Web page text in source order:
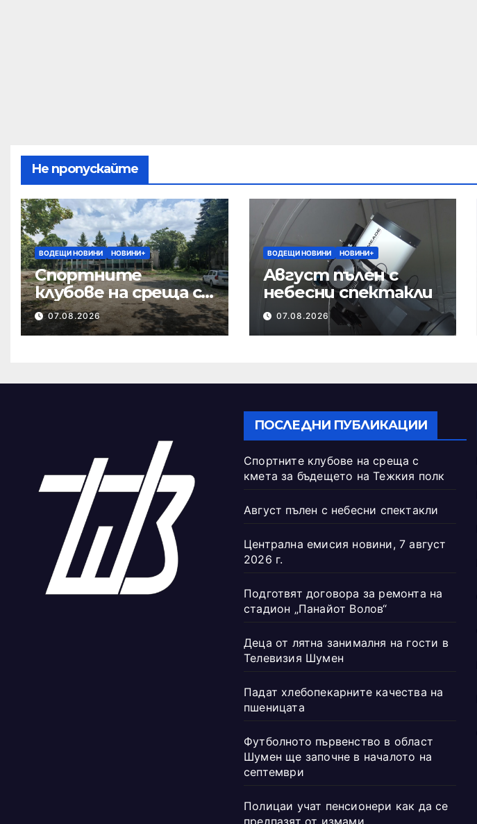
Не пропускайте
ВОДЕЩИ НОВИНИ НОВИНИ+
Спортните
клубове на среща с
кмета за
бъдещето на
07.08.2026
ВОДЕЩИ НОВИНИ НОВИНИ+
Август пълен с
небесни спектакли
07.08.2026
ПОСЛЕДНИ ПУБЛИКАЦИИ
Спортните клубове на среща с
кмета за бъдещето на Тежкия полк
Август пълен с небесни спектакли
Централна емисия новини, 7 август
2026 г.
Подготвят договора за ремонта на
стадион „Панайот Волов“
Деца от лятна занималня на гости в
Телевизия Шумен
Падат хлебопекарните качества на
пшеницата
Футболното първенство в област
Шумен ще започне в началото на
септември
Полицаи учат пенсионери как да се